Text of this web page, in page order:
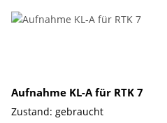
Aufnahme KL-A für RTK 7
Zustand: gebraucht